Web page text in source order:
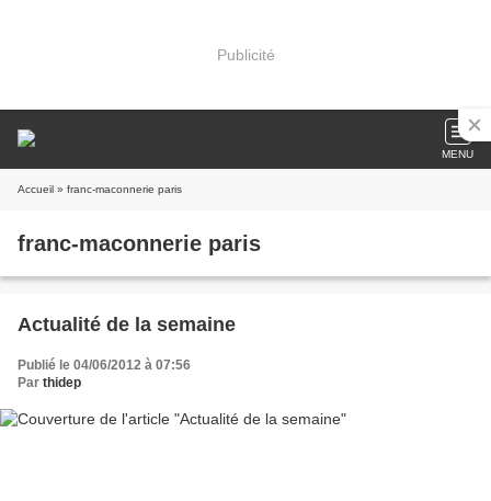
Publicité
MENU
Accueil » franc-maconnerie paris
franc-maconnerie paris
Actualité de la semaine
Publié le 04/06/2012 à 07:56
Par thidep